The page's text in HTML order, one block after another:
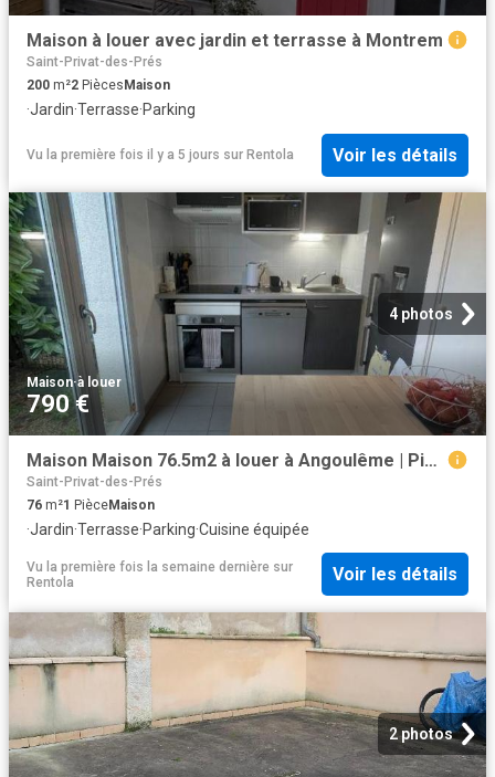
Maison à louer avec jardin et terrasse à Montrem
Saint-Privat-des-Prés
200 m²2 Pièces Maison
·Jardin·Terrasse·Parking
Vu la première fois il y a 5 jours sur Rentola Voir les détails
4 photos
Maison·à louer
790 €
Maison Maison 76.5m2 à louer à Angoulême | Pichet
Saint-Privat-des-Prés
76 m²1 PièceMaison
·Jardin·Terrasse·Parking·Cuisine équipée
Vu la première fois la semaine dernière sur
Rentola
Voir les détails
2 photos